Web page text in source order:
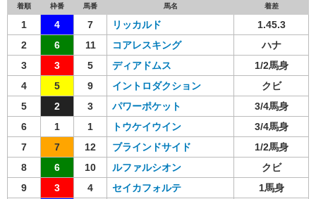
着順 枠番 馬番 馬名 着差
1 4 7 リッカルド
1.45.3
2
6 11 コアレスキング
ハナ
3
3 5 ディアドムス
1/2馬身
4
5 9 イントロダクション
クビ
5
2 3 パワーポケット
3/4馬身
6
1 1 トウケイウイン
3/4馬身
7
7 12 ブラインドサイド
1/2馬身
8
6 10 ルファルシオン
クビ
9
3 4 セイカフォルテ
1馬身